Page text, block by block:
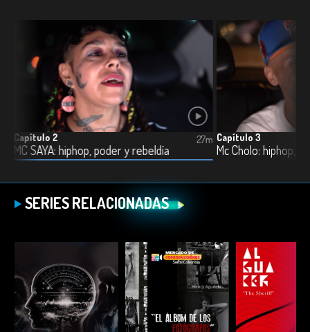
Capítulo 2
MC SAYA: hiphop, poder y rebeldía
27m Capítulo 3
Mc Cholo: hiphop,
SERIES RELACIONADAS